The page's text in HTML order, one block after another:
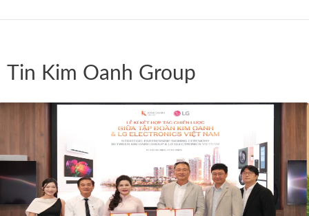
Tin Kim Oanh Group